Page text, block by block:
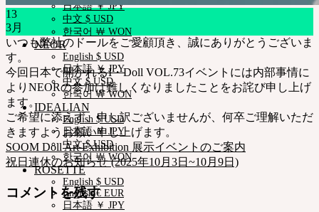
日本語 ￥ JPY
中文 $ USD
한국어 ￦ WON
NEOR
English $ USD
日本語 ￥ JPY
中文 $ USD
한국어 ￦ WON
IDEALIAN
English $ USD
日本語 ￥ JPY
中文 $ USD
한국어 ￦ WON
ROSETTE
English $ USD
English € EUR
日本語 ￥ JPY
13
3月
いつも弊社のドールをご愛顧頂き、誠にありがとうございま
す。
今回日本で開かれるI・Doll VOL.73イベントには内部事情に
よりNEORの参加は難しくなりましたことをお詫び申し上げ
ます。
ご希望に添えず、申し訳ございませんが、何卒ご理解いただ
きますようお願い申し上げます。
SOOM Doll Art Exhibition 展示イベントのご案内
祝日連休のお知らせ (2025年10月3日~10月9日)
コメントを残す